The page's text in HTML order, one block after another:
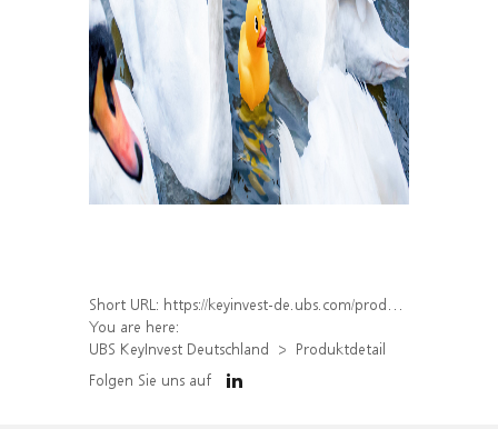
Short URL: https://keyinvest-de.ubs.com/produkt/detail/index/isin/DE000WA4AYZ0
You are here:
UBS KeyInvest Deutschland
Produktdetail
Folgen Sie uns auf